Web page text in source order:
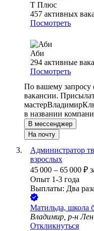
Т Плюс
457 активных
Посмотреть
Аби
294 активные
Посмотреть
По вашему запросу
вакансии.
мастерВладимир
в названии
В мессенджер
На почту
Администратор
взрослых
45 000 – 65 000 ₽
Опыт 1-3 года
Выплаты: Два
Матильда, школа
Владимир, р-н
Откликнуться